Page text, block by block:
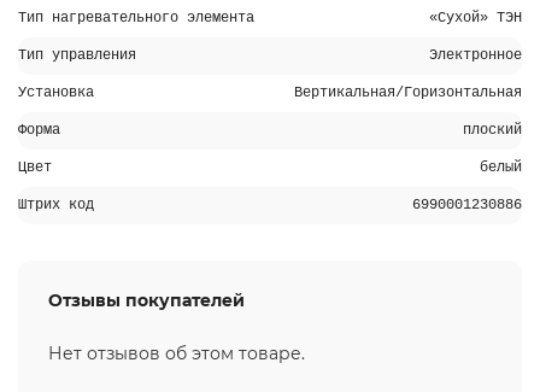
Тип нагревательного элемента «Cухой» ТЭН
Тип управления Электронное
Установка Вертикальная/Горизонтальная
Форма плоский
Цвет белый
Штрих код 6990001230886
Отзывы покупателей
Нет отзывов об этом товаре.